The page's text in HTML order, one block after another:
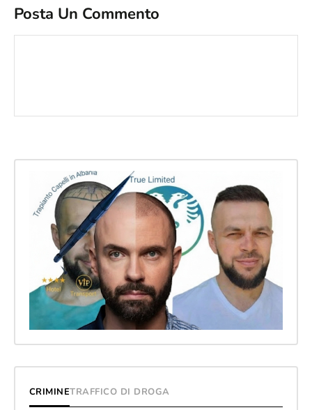
Posta Un Commento
CRIMINETRAFFICO DI DROGA